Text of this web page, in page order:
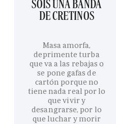
SOIS UNA BANDA
DE CRETINOS
Masa amorfa,
deprimente turba
que va a las rebajas o
se pone gafas de
cartón porque no
tiene nada real por lo
que vivir y
desangrarse, por lo
que luchar y morir